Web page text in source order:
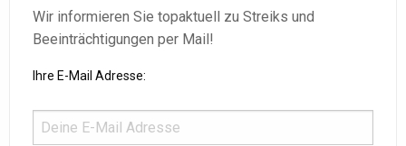
Wir informieren Sie topaktuell zu Streiks und
Beeinträchtigungen per Mail!
Ihre E-Mail Adresse: